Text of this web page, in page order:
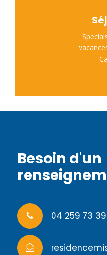
Besoin d'un
04 259 73 39